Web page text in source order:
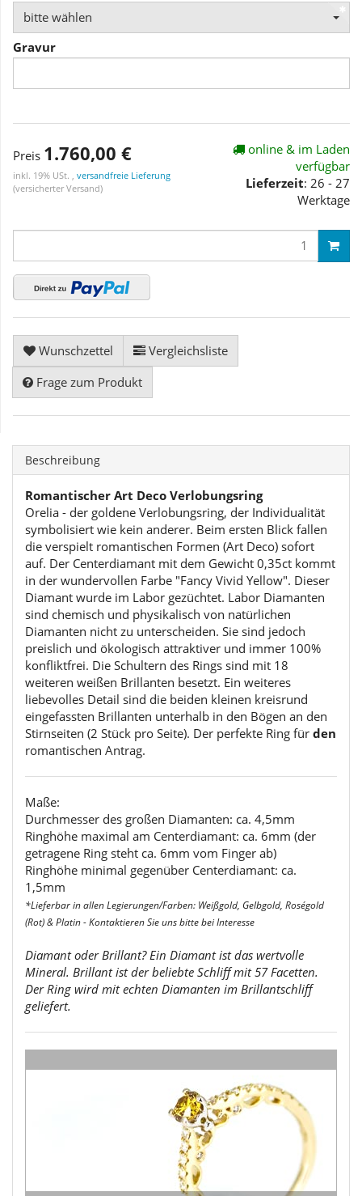
bitte wählen
Gravur
Preis 1.760,00 €
inkl. 19% USt. , versandfreie Lieferung
(versicherter Versand)
online & im Laden
verfügbar
Lieferzeit: 26 - 27
Werktage
Wunschzettel
Vergleichsliste
Frage zum Produkt
Beschreibung
Romantischer Art Deco Verlobungsring
Orelia - der goldene Verlobungsring, der Individualität
symbolisiert wie kein anderer. Beim ersten Blick fallen
die verspielt romantischen Formen (Art Deco) sofort
auf. Der Centerdiamant mit dem Gewicht 0,35ct kommt
in der wundervollen Farbe "Fancy Vivid Yellow". Dieser
Diamant wurde im Labor gezüchtet. Labor Diamanten
sind chemisch und physikalisch von natürlichen
Diamanten nicht zu unterscheiden. Sie sind jedoch
preislich und ökologisch attraktiver und immer 100%
konfliktfrei. Die Schultern des Rings sind mit 18
weiteren weißen Brillanten besetzt. Ein weiteres
liebevolles Detail sind die beiden kleinen kreisrund
eingefassten Brillanten unterhalb in den Bögen an den
Stirnseiten (2 Stück pro Seite). Der perfekte Ring für den
romantischen Antrag.
Maße:
Durchmesser des großen Diamanten: ca. 4,5mm
Ringhöhe maximal am Centerdiamant: ca. 6mm (der
getragene Ring steht ca. 6mm vom Finger ab)
Ringhöhe minimal gegenüber Centerdiamant: ca.
1,5mm
*Lieferbar in allen Legierungen/Farben: Weißgold, Gelbgold, Roségold
(Rot) & Platin - Kontaktieren Sie uns bitte bei Interesse
Diamant oder Brillant? Ein Diamant ist das wertvolle
Mineral. Brillant ist der beliebte Schliff mit 57 Facetten.
Der Ring wird mit echten Diamanten im Brillantschliff
geliefert.